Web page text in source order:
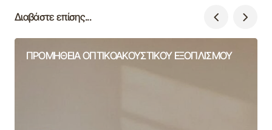
Διαβάστε επίσης...
ΠΡΟΜΗΘΕΙΑ ΟΠΤΙΚΟΑΚΟΥΣΤΙΚΟΥ ΕΞΟΠΛΙΣΜΟΥ